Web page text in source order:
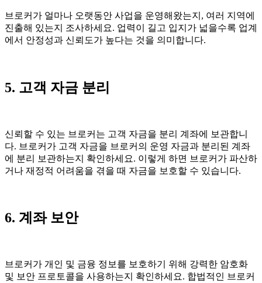
브로커가 얼마나 오랫동안 사업을 운영해왔는지, 여러 지역에
진출해 있는지 조사하세요. 업력이 길고 입지가 넓을수록 업계
에서 안정성과 신뢰도가 높다는 것을 의미합니다.
5. 고객 자금 분리
신뢰할 수 있는 브로커는 고객 자금을 분리 계좌에 보관합니
다. 브로커가 고객 자금을 브로커의 운영 자금과 분리된 계좌
에 분리 보관하는지 확인하세요. 이렇게 하면 브로커가 파산하
거나 재정적 어려움을 겪을 때 자금을 보호할 수 있습니다.
6. 계좌 보안
브로커가 개인 및 금융 정보를 보호하기 위해 강력한 암호화
및 보안 프로토콜을 사용하는지 확인하세요. 합법적인 브로커